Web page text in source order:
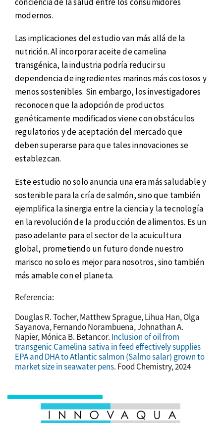
modernos.
Las implicaciones del estudio van más allá de la
nutrición. Al incorporar aceite de camelina
transgénica, la industria podría reducir su
dependencia de ingredientes marinos más costosos y
menos sostenibles. Sin embargo, los investigadores
reconocen que la adopción de productos
genéticamente modificados viene con obstáculos
regulatorios y de aceptación del mercado que
deben superarse para que tales innovaciones se
establezcan.
Este estudio no solo anuncia una era más saludable y
sostenible para la cría de salmón, sino que también
ejemplifica la sinergia entre la ciencia y la tecnología
en la revolución de la producción de alimentos. Es un
paso adelante para el sector de la acuicultura
global, prometiendo un futuro donde nuestro
marisco no solo es mejor para nosotros, sino también
más amable con el planeta.
Referencia:
Douglas R. Tocher, Matthew Sprague, Lihua Han, Olga
Sayanova, Fernando Norambuena, Johnathan A.
Napier, Mónica B. Betancor. Inclusion of oil from
transgenic Camelina sativa in feed effectively supplies
EPA and DHA to Atlantic salmon (Salmo salar) grown to
market size in seawater pens. Food Chemistry, 2024